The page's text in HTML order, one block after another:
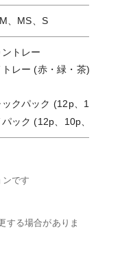
、MS、S
トレー
レー (赤・緑・茶)
ックパック (12p、10p、
パック (12p、10p、6＋
です
する場合がありま